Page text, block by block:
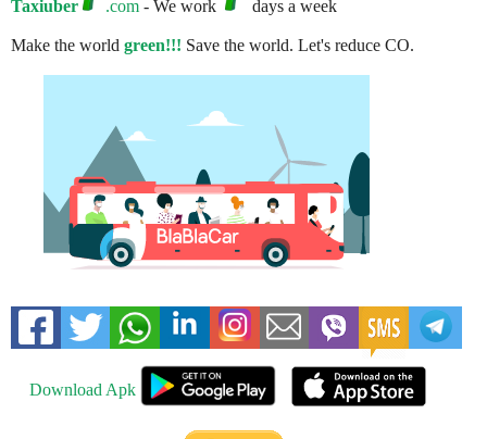
Taxiuber .com - We work days a week
Make the world green!!! Save the world. Let's reduce CO.
Download Apk